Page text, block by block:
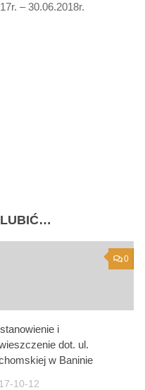
– 30.06.2018r.
0
i
dot. ul.
w Baninie
10-12